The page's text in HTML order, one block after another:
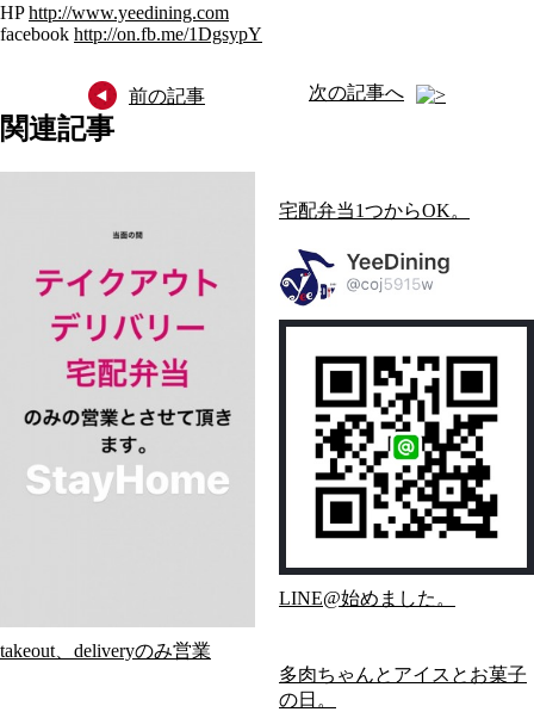
HPhttp://www.yeedining.com
facebook http://on.fb.me/1DgsypY
前の記事 次の記事へ
関連記事
takeout、deliveryのみ営業
宅配弁当1つからOK。
LINE@始めました。
多肉ちゃんとアイスとお菓子
の日。